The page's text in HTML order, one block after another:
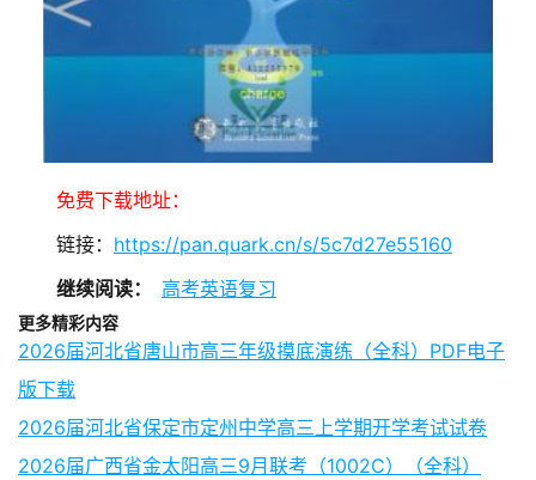
免费下载地址：
链接： https://pan.quark.cn/s/5c7d27e55160
继续阅读：
高考英语复习
更多精彩内容
2026届河北省唐山市高三年级摸底演练（全科）PDF电子
版下载
2026届河北省保定市定州中学高三上学期开学考试试卷
2026届广西省金太阳高三9月联考（1002C）（全科）